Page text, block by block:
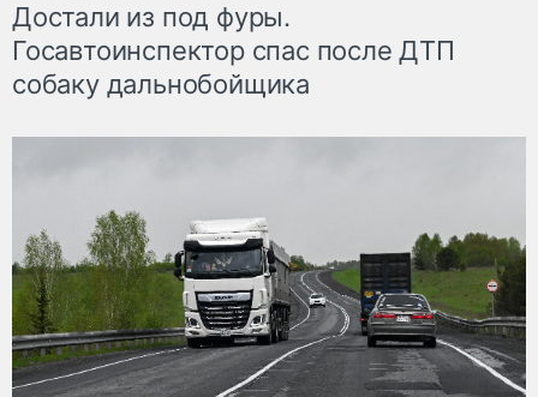
Достали из под фуры.
Госавтоинспектор спас после ДТП
собаку дальнобойщика